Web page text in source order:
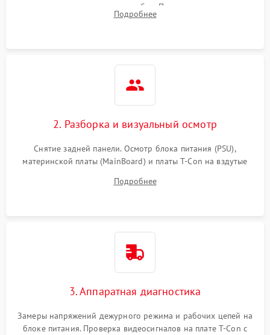
подсветки и индикаторов ошибок. Подключение тестовых
источников сигнала для выявления симптомов поломки.
Подробнее
2. Разборка и визуальный осмотр
Снятие задней панели. Осмотр блока питания (PSU),
материнской платы (MainBoard) и платы T-Con на вздутые
Проверка надежности фиксации и целостности шлейфов.
Подробнее
3. Аппаратная диагностика
Замеры напряжений дежурного режима и рабочих цепей на
блоке питания. Проверка видеосигналов на плате T-Con с